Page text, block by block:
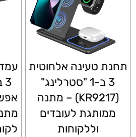
תחנת טעינה אלחוטית
3 ב-1 "סטרלינג"
(KR9217) – מתנה
ממותגת לעובדים
וללקוחות